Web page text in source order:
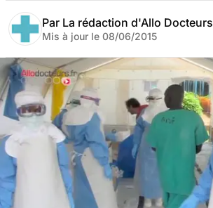
Par La rédaction d'Allo Docteurs
Mis à jour le 08/06/2015